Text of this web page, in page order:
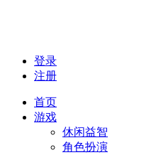
登录
注册
首页
游戏
休闲益智
角色扮演